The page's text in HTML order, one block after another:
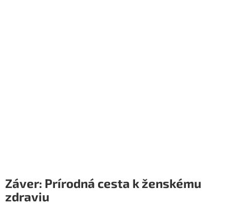
Záver: Prírodná cesta k ženskému
zdraviu